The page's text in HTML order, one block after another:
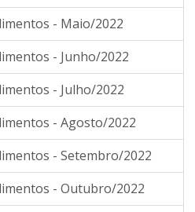
- Maio/2022
- Junho/2022
- Julho/2022
- Agosto/2022
- Setembro/2022
- Outubro/2022